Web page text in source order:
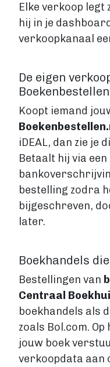
E-book
Stappenplan
Boek schrijven
Boek redigeren
BOEK MAKEN
Boek maken
Zakelijk boek
Lifestyle boek
Kennis boek
Fictie boek
Luisterboek
ZAKELIJK
Zakelijk boek
LIFESTYLE
Lifestyle
Biografie
Dagboek
Kookboek
Reisboek
Elke verkoop
hij in je
verkoopkanaal
De eigen
Koopt iemand
iDEAL, dan zie je
Betaalt hij via een
bestelling zodra
bijgeschreven,
later.
Boekhandels
Bestellingen van
Centraal
boekhandels als
zoals Bol.com.
jouw boek
verkoopdata aan